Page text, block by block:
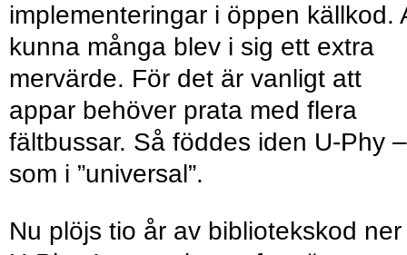
implementeringar i öppen källkod.
kunna många blev i sig ett extra
mervärde. För det är vanligt att
appar behöver prata med flera
fältbussar. Så föddes iden U-Phy
som i ”universal”.
Nu plöjs tio år av bibliotekskod ner